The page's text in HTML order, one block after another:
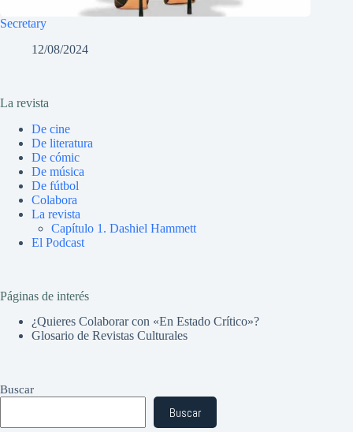
Secretary
12/08/2024
La revista
De cine
De literatura
De cómic
De música
De fútbol
Colabora
La revista
Capítulo 1. Dashiel Hammett
El Podcast
Páginas de interés
¿Quieres Colaborar con «En Estado Crítico»?
Glosario de Revistas Culturales
Buscar
Buscar